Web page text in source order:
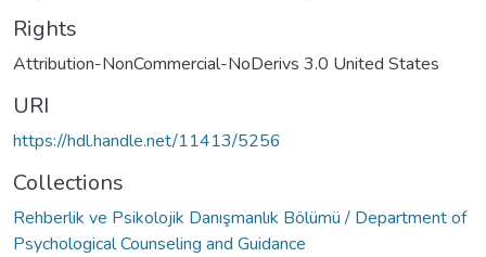
Rights
Attribution-NonCommercial-NoDerivs 3.0 United States
URI
https://hdl.handle.net/11413/5256
Collections
Rehberlik ve Psikolojik Danışmanlık Bölümü / Department of
Psychological Counseling and Guidance